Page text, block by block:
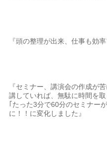
『頭の整理が出来、仕事も効
『セミナー、講演会の作成が
講していれば、無駄に時間を
｢たった3分で60分のセミナー
に！！に変化しました』